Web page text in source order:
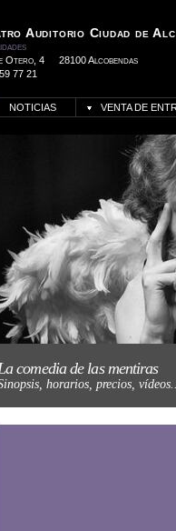
Auditorio Ciudad de
Otero, 4
28100 Alcobendas
77 21
NOTICIAS VENTA DE
comedia de las mentiras
horarios, precios,